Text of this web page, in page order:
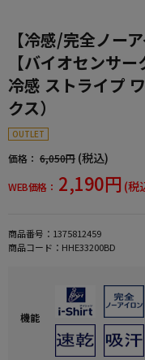
【冷感/完全ノー
【バイオセンサ
冷感 ストライプ
クス）
OUTLET
価格： 6,050円 (税込)
WEB価格： 2,190円 (税
商品番号： 1375812459
商品コード： HHE33200BD
機能